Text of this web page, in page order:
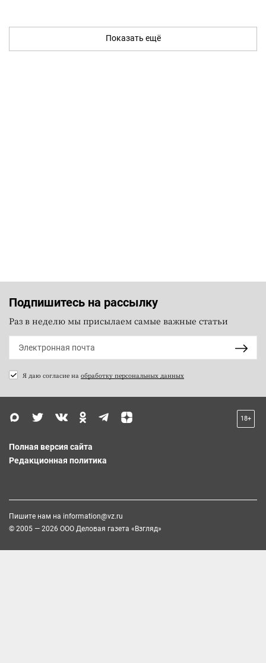
Показать ещё
Подпишитесь на рассылку
Раз в неделю мы присылаем самые важные статьи
Я даю согласие на обработку персональных данных
18+
Полная версия сайта
Редакционная политика
Пишите нам на information@vz.ru
© 2005 — 2026 ООО Деловая газета «Взгляд»